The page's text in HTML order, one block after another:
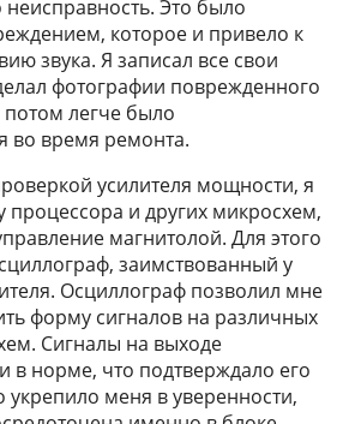
неисправность. Это было
которое и привело к
звука. Я записал все свои
фотографии поврежденного
легче было
во время ремонта.
усилителя мощности, я
процессора и других микросхем,
магнитолой. Для этого
заимствованный у
Осциллограф позволил мне
форму сигналов на различных
Сигналы на выходе
в норме, что подтверждало его
укрепило меня в уверенности,